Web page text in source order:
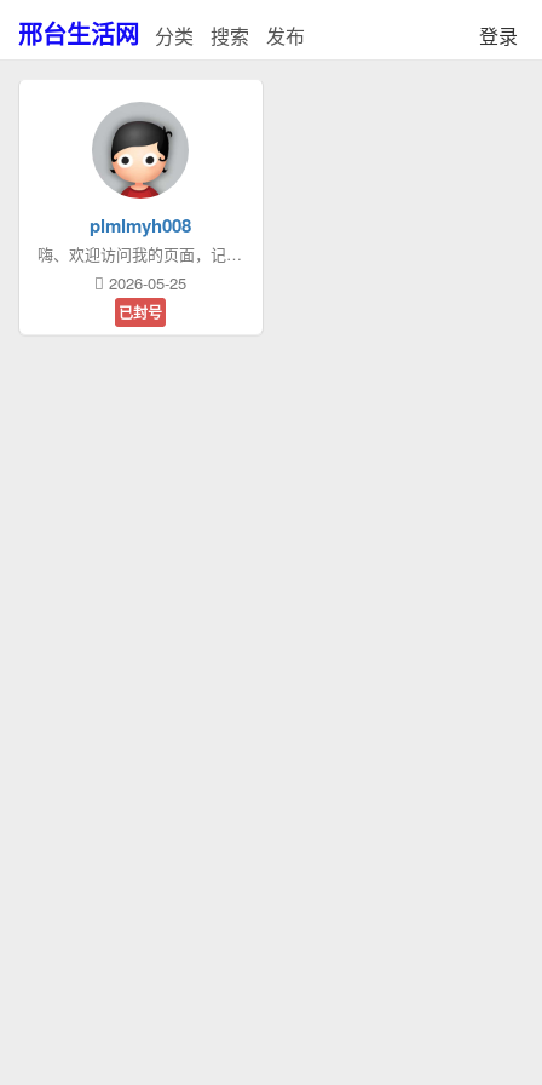
邢台生活网 分类 搜索 发布 登录
plmlmyh008
嗨、欢迎访问我的页面，记得给我发消息哦。
2026-05-25
已封号